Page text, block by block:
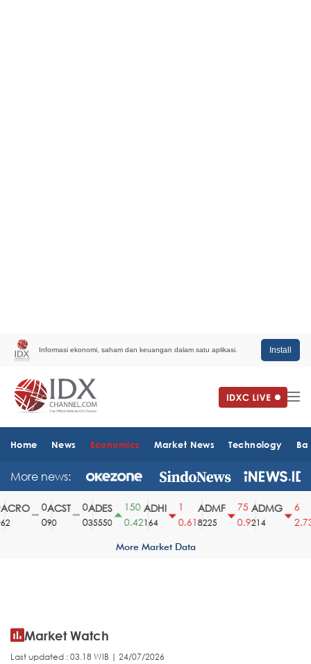
Informasi ekonomi, saham dan keuangan dalam satu aplikasi. Install
Home News Economics Market News Technology
More news:
ACST
90
ADES
35550
150
0.42
ADHI
164
0.61
ADMF
8225
75
0.9
ADMG
214
2.73
More Market Data
Market Watch
Last updated : 03.18 WIB | 24/07/2026